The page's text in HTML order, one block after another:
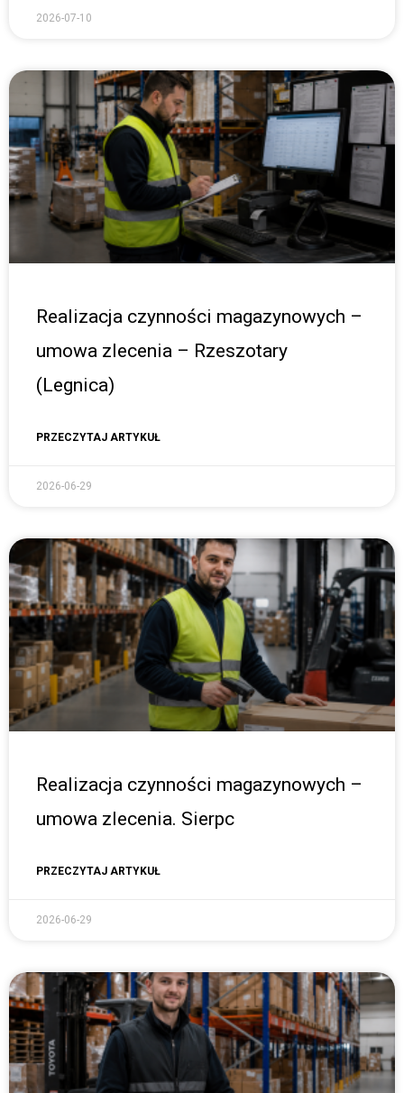
2026-07-10
Realizacja czynności magazynowych –
umowa zlecenia – Rzeszotary
(Legnica)
PRZECZYTAJ ARTYKUŁ
2026-06-29
Realizacja czynności magazynowych –
umowa zlecenia. Sierpc
PRZECZYTAJ ARTYKUŁ
2026-06-29